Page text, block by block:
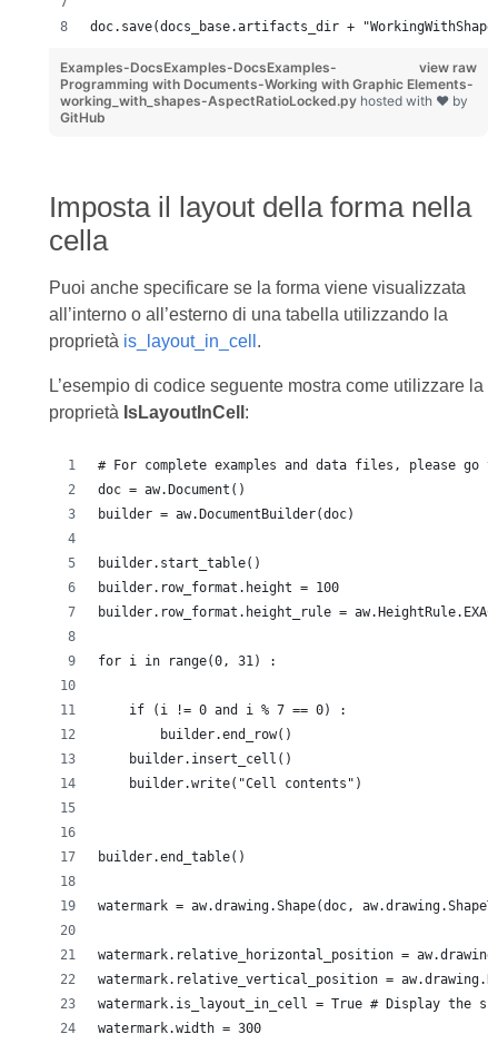
doc.save(docs_base.artifacts_dir +
view raw
Examples-DocsExamples-DocsExamples-
Programming with Documents-Working with Graphic Elements-
working_with_shapes-AspectRatioLocked.py hosted with ❤ by
GitHub
Imposta il layout della forma nella
cella
Puoi anche specificare se la forma viene visualizzata
all’interno o all’esterno di una tabella utilizzando la
proprietà is_layout_in_cell .
L’esempio di codice seguente mostra come utilizzare la
proprietà IsLayoutInCell :
# For complete examples and data files, please go
doc = aw.Document()
builder = aw.DocumentBuilder(doc)
builder.start_table()
builder.row_format.height = 100
builder.row_format.height_rule =
for i in range(0, 31) :
    if (i != 0 and i % 7 == 0) :
        builder.end_row()
    builder.insert_cell()
    builder.write("Cell contents")
builder.end_table()
watermark = aw.drawing.Shape(doc,
watermark.relative_horizontal_position =
watermark.relative_vertical_position =
watermark.is_layout_in_cell = True # Display
watermark.width = 300